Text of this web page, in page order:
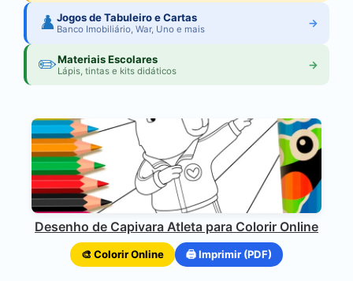
♟️Jogos de Tabuleiro e Cartas
Banco Imobiliário, War, Uno e mais →
✏️Materiais Escolares
Lápis, tintas e kits didáticos →
Desenho de Capivara Atleta para Colorir Online
🎨 Colorir Online 🖨️ Imprimir (PDF)